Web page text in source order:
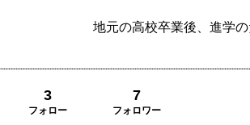
地元の高校卒業後、進学
3
フォロー
7
フォロワー